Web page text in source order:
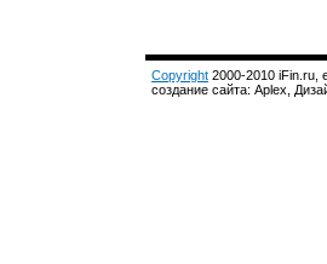
Copyright 2000-2010 iFin.ru,
создание сайта: Aplex,